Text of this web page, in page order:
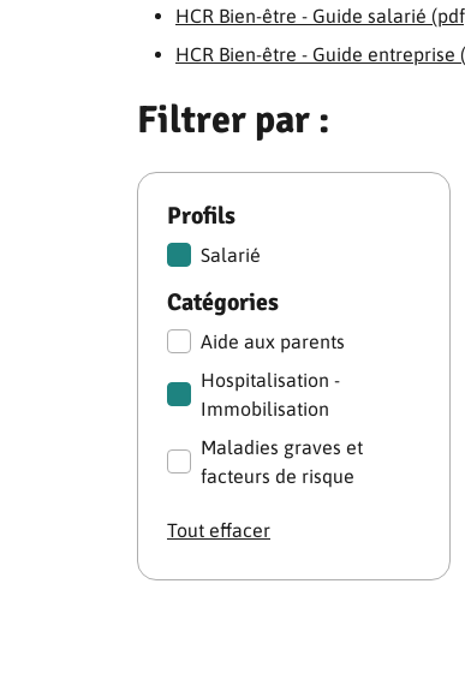
HCR Bien-être - Guide salarié
HCR Bien-être - Guide entreprise
Filtrer par :
Profils
Salarié
Catégories
Aide aux parents
Hospitalisation -
Immobilisation
Maladies graves et
facteurs de risque
Tout effacer